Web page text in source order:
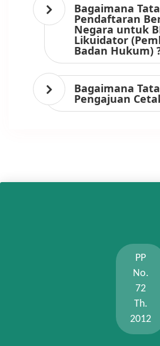
Bagaimana
Pendaftaran
Negara untuk
Likuidator
Badan Hukum)
Bagaimana
Pengajuan
PP
No.
72
Th.
2012